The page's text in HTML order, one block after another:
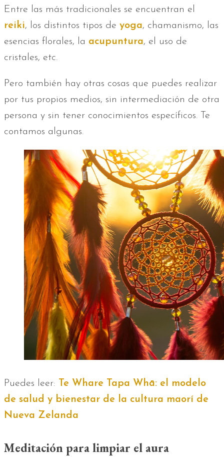
Entre las más tradicionales se encuentran el
reiki, los distintos tipos de yoga, chamanismo, las
esencias florales, la acupuntura, el uso de
cristales, etc.
Pero también hay otras cosas que puedes realizar
por tus propios medios, sin intermediación de otra
persona y sin tener conocimientos específicos. Te
contamos algunas.
Puedes leer: Te Whare Tapa Whā: el modelo
de salud y bienestar de la cultura maorí de
Nueva Zelanda
Meditación para limpiar el aura